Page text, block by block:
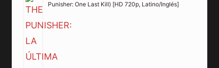
Punisher: One Last Kill) [HD 720p, Latino/Inglés]